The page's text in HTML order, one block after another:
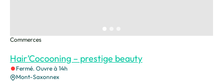
Hair’Cocooning – prestige beauty
Commerces
Fermé. Ouvre à 14h
Mont-Saxonnex